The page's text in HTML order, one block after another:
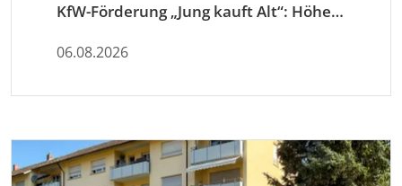
KfW-Förderung „Jung kauft Alt“: Höhere Kredite ab August 2026
06.08.2026